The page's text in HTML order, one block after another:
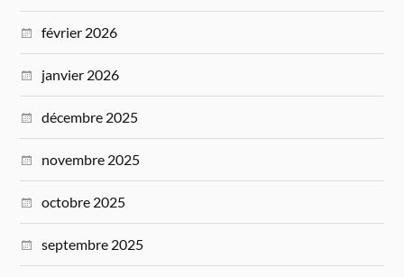
février 2026
janvier 2026
décembre 2025
novembre 2025
octobre 2025
septembre 2025